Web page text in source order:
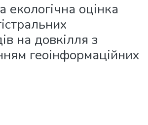
екологічна оцінка
на довкілля з
геоінформаційних